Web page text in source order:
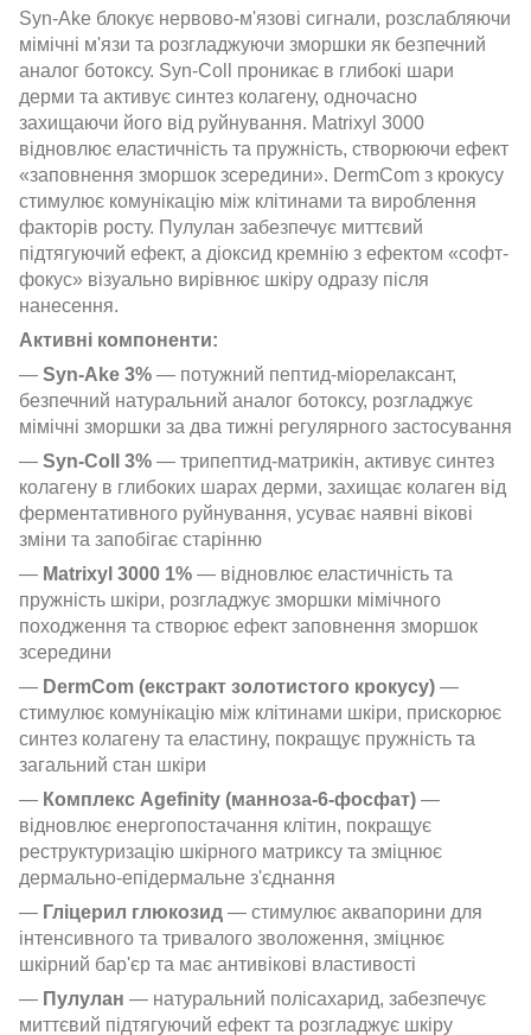
Syn-Ake блокує нервово-м'язові сигнали, розслабляючи
мімічні м'язи та розгладжуючи зморшки як безпечний
аналог ботоксу. Syn-Coll проникає в глибокі шари
дерми та активує синтез колагену, одночасно
захищаючи його від руйнування. Matrixyl 3000
відновлює еластичність та пружність, створюючи ефект
«заповнення зморшок зсередини». DermCom з крокусу
стимулює комунікацію між клітинами та вироблення
факторів росту. Пулулан забезпечує миттєвий
підтягуючий ефект, а діоксид кремнію з ефектом «софт-
фокус» візуально вирівнює шкіру одразу після
нанесення.
Активні компоненти:
— Syn-Ake 3% — потужний пептид-міорелаксант,
безпечний натуральний аналог ботоксу, розгладжує
мімічні зморшки за два тижні регулярного застосування
— Syn-Coll 3% — трипептид-матрикін, активує синтез
колагену в глибоких шарах дерми, захищає колаген від
ферментативного руйнування, усуває наявні вікові
зміни та запобігає старінню
— Matrixyl 3000 1% — відновлює еластичність та
пружність шкіри, розгладжує зморшки мімічного
походження та створює ефект заповнення зморшок
зсередини
— DermCom (екстракт золотистого крокусу) —
стимулює комунікацію між клітинами шкіри, прискорює
синтез колагену та еластину, покращує пружність та
загальний стан шкіри
— Комплекс Agefinity (манноза-6-фосфат) —
відновлює енергопостачання клітин, покращує
реструктуризацію шкірного матриксу та зміцнює
дермально-епідермальне з'єднання
— Гліцерил глюкозид — стимулює аквапорини для
інтенсивного та тривалого зволоження, зміцнює
шкірний бар'єр та має антивікові властивості
— Пулулан — натуральний полісахарид, забезпечує
миттєвий підтягуючий ефект та розгладжує шкіру